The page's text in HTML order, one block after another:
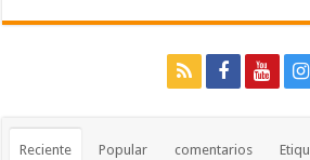
Reciente Popular comentarios